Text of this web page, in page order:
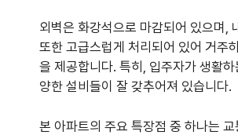
외벽은 화강석으로 마감되어 있으며,
또한 고급스럽게 처리되어 있어 거주
을 제공합니다. 특히, 입주자가 생활
양한 설비들이 잘 갖추어져 있습니다.
본 아파트의 주요 특장점 중 하나는